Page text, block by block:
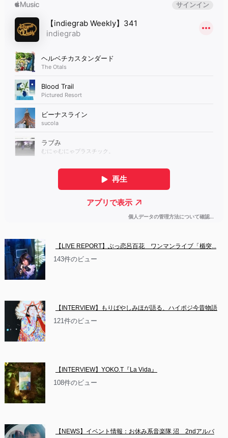
【LIVE REPORT】ぶっ恋呂百花　ワンマンライブ「楯突...
143件のビュー
【INTERVIEW】もりばやしみほが語る、ハイポジ今昔物語
121件のビュー
【INTERVIEW】YOKO.T『La Vida』
108件のビュー
【NEWS】イベント情報：お休み系音楽隊 沼　2ndアルバ